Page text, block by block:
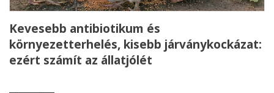
Kevesebb antibiotikum és
környezetterhelés, kisebb járványkockázat:
ezért számít az állatjólét